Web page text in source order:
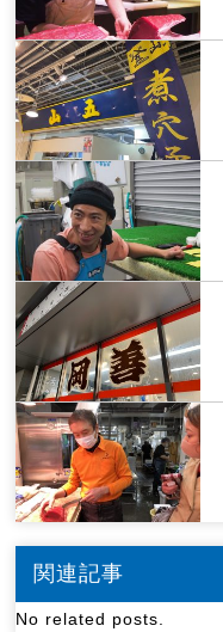
関連記事
No related posts.